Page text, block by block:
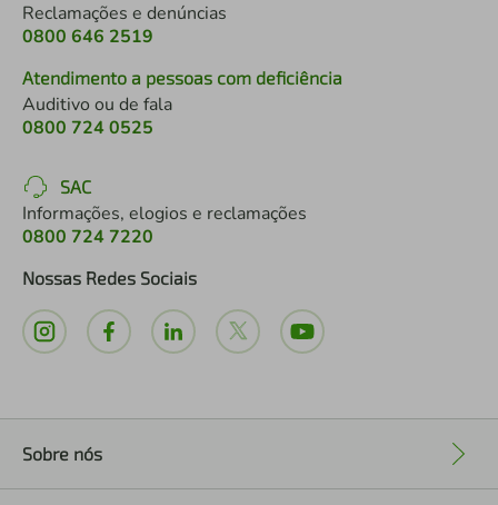
Reclamações e denúncias
0800 646 2519
Atendimento a pessoas com deficiência
Auditivo ou de fala
0800 724 0525
SAC
Informações, elogios e reclamações
0800 724 7220
Nossas Redes Sociais
Sobre nós